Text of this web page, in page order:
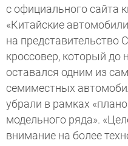
с официального сайта
«Китайские
на представительство
кроссовер, который до
оставался одним из
семиместных
убрали в рамках
модельного ряда».
внимание на более